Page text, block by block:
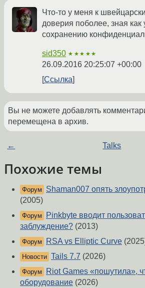
Что-то у меня к
доверия поболее, зная как
сохранению
sid350 ★★★★★
26.09.2016 20:25:07 +00:00
Ссылка
Вы не можете добавлять
перемещена в архив.
← Talks
Похожие темы
Форум
Shaman007 опять
(2005)
Форум
Pinkbyte вводит
заблуждение? (2013)
Форум RSA vs Elliptic Curve
Новости Tails 7.7 (2026)
Форум
Riot Games «пошутила»,
оборудование (2026)